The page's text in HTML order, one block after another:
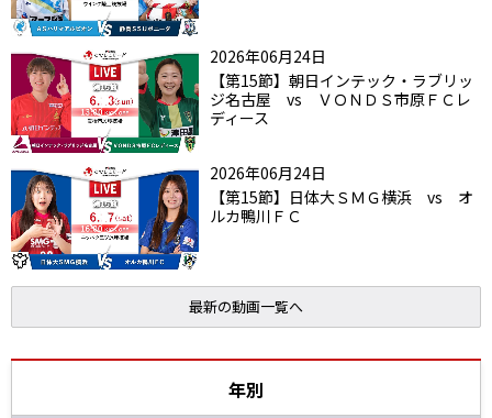
2026年06月24日
【第15節】朝日インテック・ラブリッ
ジ名古屋 vs ＶＯＮＤＳ市原ＦＣレ
ディース
2026年06月24日
【第15節】日体大ＳＭＧ横浜 vs オ
ルカ鴨川ＦＣ
最新の動画一覧へ
年別